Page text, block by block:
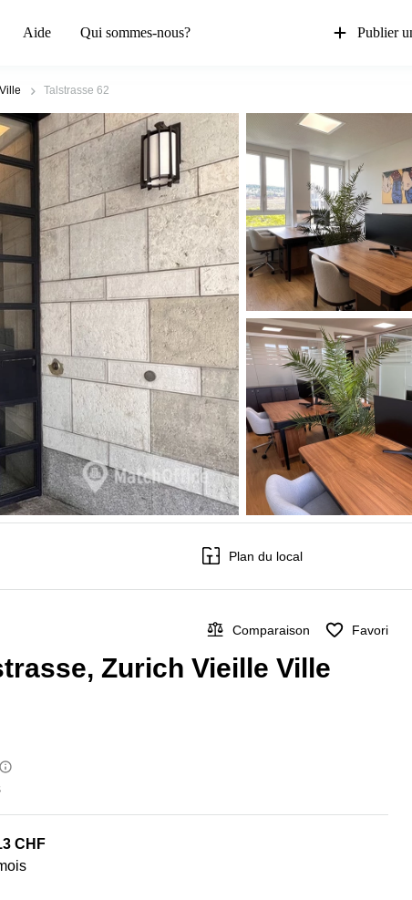
Aide Qui sommes-nous? Publier
Talstrasse 62
Plan du local
Comparaison Favori
Zurich Vieille Ville
CHF